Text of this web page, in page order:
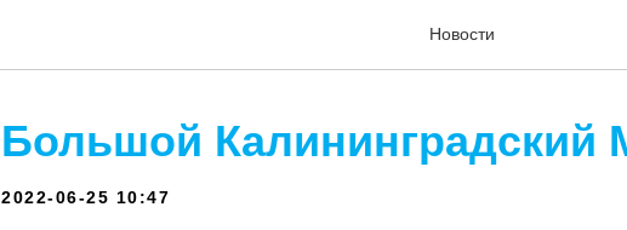
Новости
Большой Калининградский
2022-06-25 10:47